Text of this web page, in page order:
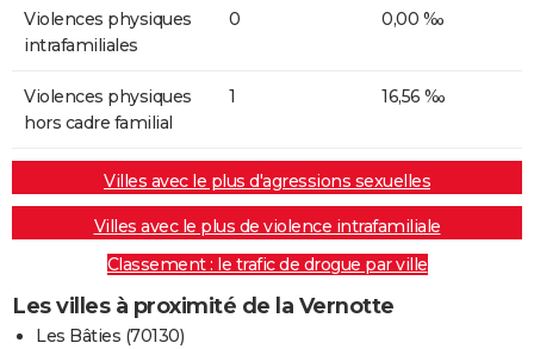
Violences physiques
intrafamiliales
0 0,00 ‰
Violences physiques
hors cadre familial
1 16,56 ‰
Villes avec le plus d'agressions sexuelles
Villes avec le plus de violence intrafamiliale
Classement : le trafic de drogue par ville
Les villes à proximité de la Vernotte
Les Bâties (70130)